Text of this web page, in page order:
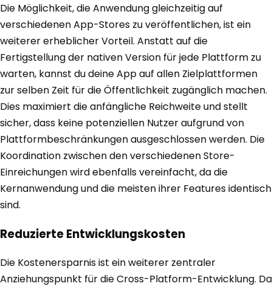
Die Möglichkeit, die Anwendung gleichzeitig auf
verschiedenen App-Stores zu veröffentlichen, ist ein
weiterer erheblicher Vorteil. Anstatt auf die
Fertigstellung der nativen Version für jede Plattform zu
warten, kannst du deine App auf allen Zielplattformen
zur selben Zeit für die Öffentlichkeit zugänglich machen.
Dies maximiert die anfängliche Reichweite und stellt
sicher, dass keine potenziellen Nutzer aufgrund von
Plattformbeschränkungen ausgeschlossen werden. Die
Koordination zwischen den verschiedenen Store-
Einreichungen wird ebenfalls vereinfacht, da die
Kernanwendung und die meisten ihrer Features identisch
sind.
Reduzierte Entwicklungskosten
Die Kostenersparnis ist ein weiterer zentraler
Anziehungspunkt für die Cross-Platform-Entwicklung. Da